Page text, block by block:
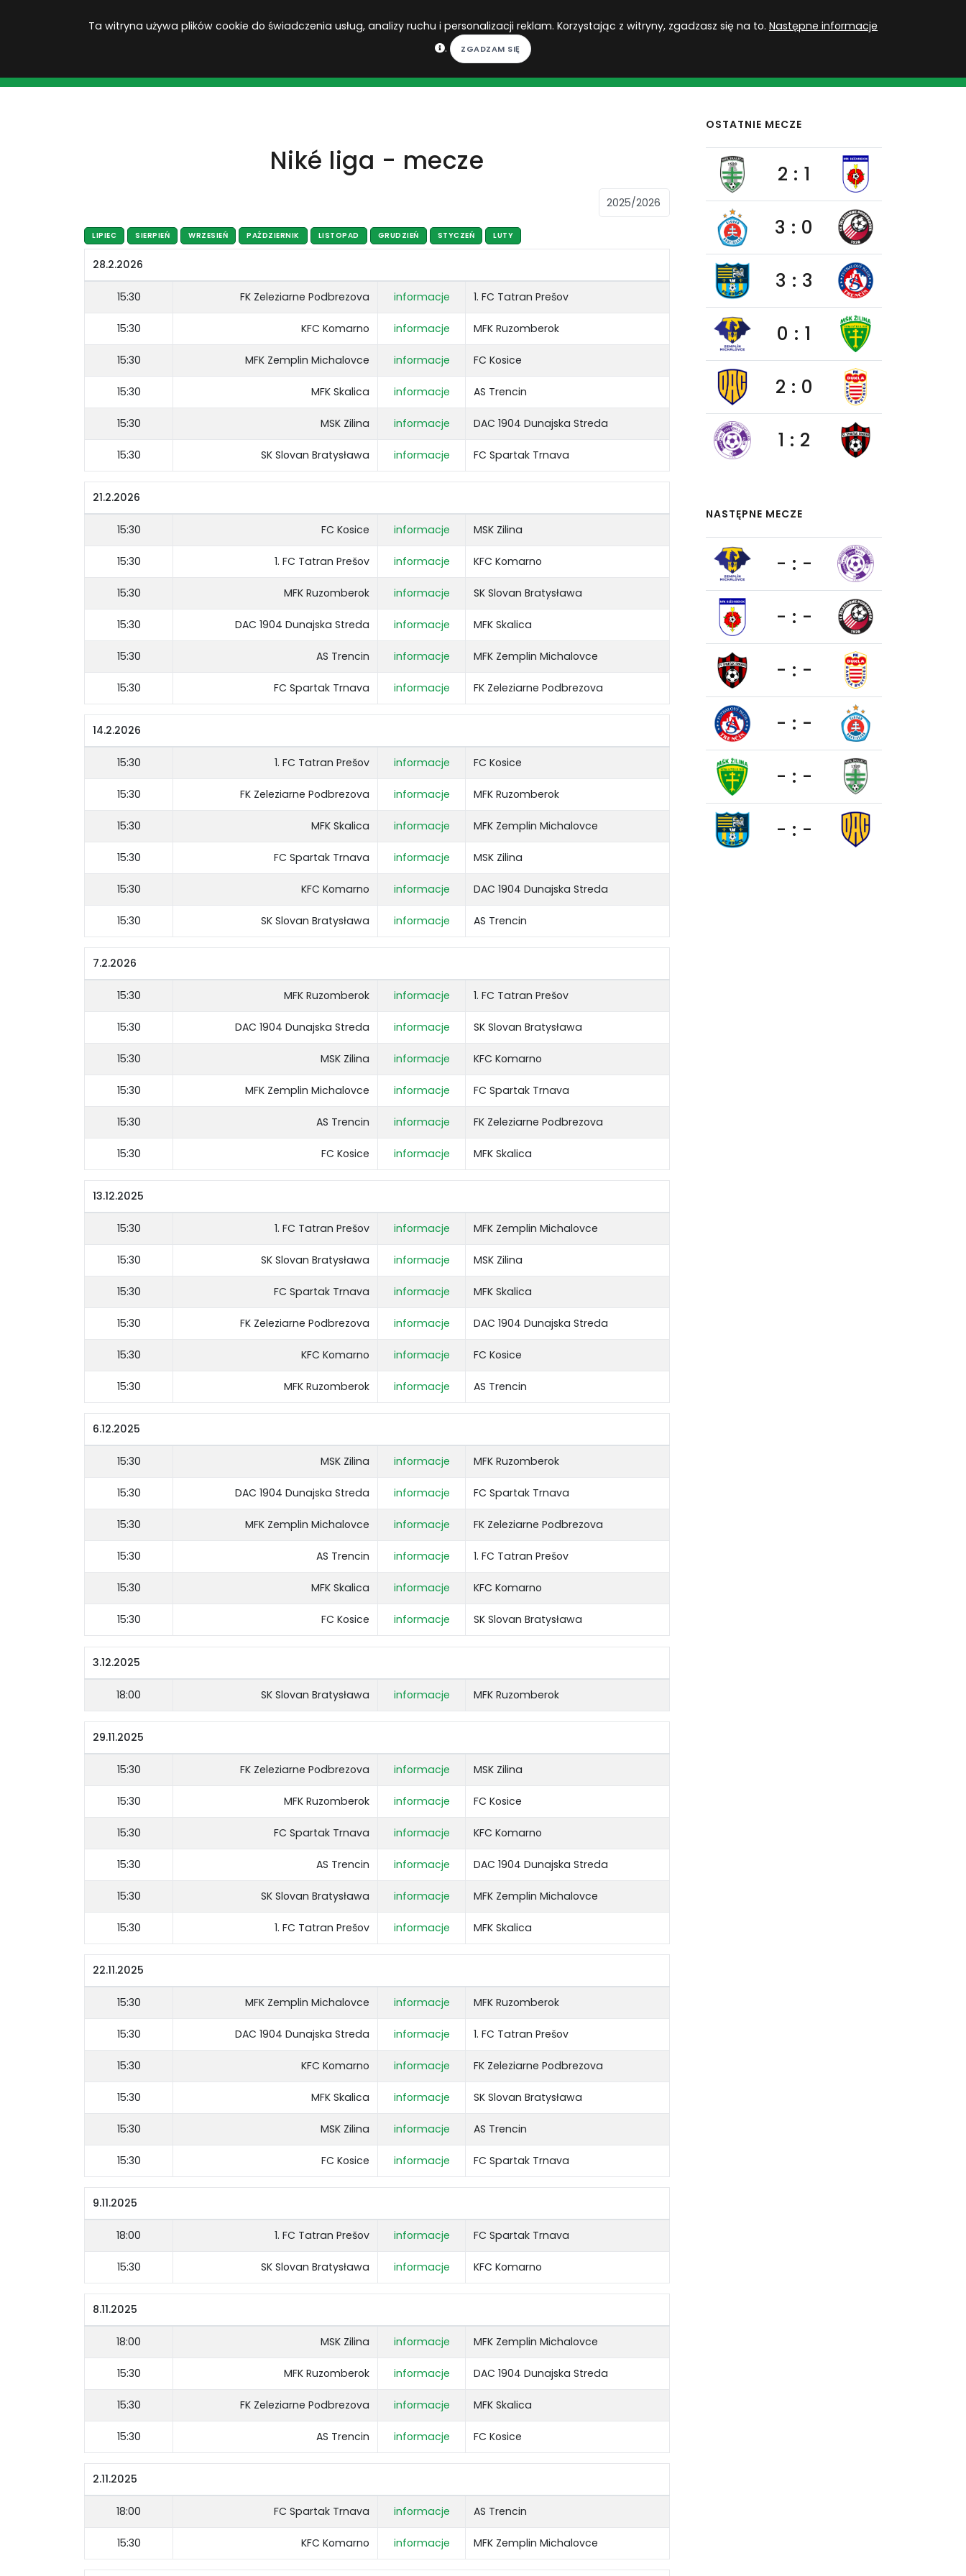
Ta witryna używa plików cookie do świadczenia usług, analizy ruchu i personalizacji reklam. Korzystając z witryny, zgadzasz się na to. Następne informacje
.
Niké liga - mecze
LIPIEC SIERPIEŃ WRZESIEŃ PAŹDZIERNIK LISTOPAD GRUDZIEŃ STYCZEŃ LUTY
28.2.2026
15:30 FK Zeleziarne Podbrezova informacje 1. FC Tatran Prešov
15:30 KFC Komarno informacje MFK Ruzomberok
15:30 MFK Zemplin Michalovce informacje FC Kosice
15:30 MFK Skalica informacje AS Trencin
15:30 MSK Zilina informacje DAC 1904 Dunajska Streda
15:30 SK Slovan Bratysława informacje FC Spartak Trnava
21.2.2026
15:30 FC Kosice informacje MSK Zilina
15:30 1. FC Tatran Prešov informacje KFC Komarno
15:30 MFK Ruzomberok informacje SK Slovan Bratysława
15:30 DAC 1904 Dunajska Streda informacje MFK Skalica
15:30 AS Trencin informacje MFK Zemplin Michalovce
15:30 FC Spartak Trnava informacje FK Zeleziarne Podbrezova
14.2.2026
15:30 1. FC Tatran Prešov informacje FC Kosice
15:30 FK Zeleziarne Podbrezova informacje MFK Ruzomberok
15:30 MFK Skalica informacje MFK Zemplin Michalovce
15:30 FC Spartak Trnava informacje MSK Zilina
15:30 KFC Komarno informacje DAC 1904 Dunajska Streda
15:30 SK Slovan Bratysława informacje AS Trencin
7.2.2026
15:30 MFK Ruzomberok informacje 1. FC Tatran Prešov
15:30 DAC 1904 Dunajska Streda informacje SK Slovan Bratysława
15:30 MSK Zilina informacje KFC Komarno
15:30 MFK Zemplin Michalovce informacje FC Spartak Trnava
15:30 AS Trencin informacje FK Zeleziarne Podbrezova
15:30 FC Kosice informacje MFK Skalica
13.12.2025
15:30 1. FC Tatran Prešov informacje MFK Zemplin Michalovce
15:30 SK Slovan Bratysława informacje MSK Zilina
15:30 FC Spartak Trnava informacje MFK Skalica
15:30 FK Zeleziarne Podbrezova informacje DAC 1904 Dunajska Streda
15:30 KFC Komarno informacje FC Kosice
15:30 MFK Ruzomberok informacje AS Trencin
6.12.2025
15:30 MSK Zilina informacje MFK Ruzomberok
15:30 DAC 1904 Dunajska Streda informacje FC Spartak Trnava
15:30 MFK Zemplin Michalovce informacje FK Zeleziarne Podbrezova
15:30 AS Trencin informacje 1. FC Tatran Prešov
15:30 MFK Skalica informacje KFC Komarno
15:30 FC Kosice informacje SK Slovan Bratysława
3.12.2025
18:00 SK Slovan Bratysława informacje MFK Ruzomberok
29.11.2025
15:30 FK Zeleziarne Podbrezova informacje MSK Zilina
15:30 MFK Ruzomberok informacje FC Kosice
15:30 FC Spartak Trnava informacje KFC Komarno
15:30 AS Trencin informacje DAC 1904 Dunajska Streda
15:30 SK Slovan Bratysława informacje MFK Zemplin Michalovce
15:30 1. FC Tatran Prešov informacje MFK Skalica
22.11.2025
15:30 MFK Zemplin Michalovce informacje MFK Ruzomberok
15:30 DAC 1904 Dunajska Streda informacje 1. FC Tatran Prešov
15:30 KFC Komarno informacje FK Zeleziarne Podbrezova
15:30 MFK Skalica informacje SK Slovan Bratysława
15:30 MSK Zilina informacje AS Trencin
15:30 FC Kosice informacje FC Spartak Trnava
9.11.2025
18:00 1. FC Tatran Prešov informacje FC Spartak Trnava
15:30 SK Slovan Bratysława informacje KFC Komarno
8.11.2025
18:00 MSK Zilina informacje MFK Zemplin Michalovce
15:30 MFK Ruzomberok informacje DAC 1904 Dunajska Streda
15:30 FK Zeleziarne Podbrezova informacje MFK Skalica
15:30 AS Trencin informacje FC Kosice
2.11.2025
18:00 FC Spartak Trnava informacje AS Trencin
15:30 KFC Komarno informacje MFK Zemplin Michalovce
OSTATNIE MECZE
2 : 1
3 : 0
3 : 3
0 : 1
2 : 0
1 : 2
NASTĘPNE MECZE
- : -
- : -
- : -
- : -
- : -
- : -